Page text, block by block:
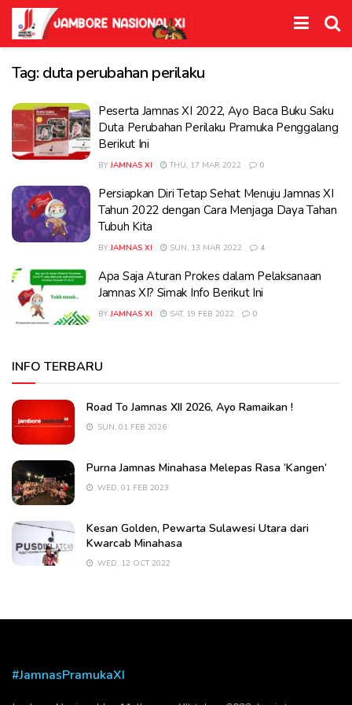
Tag: duta perubahan perilaku
Peserta Jamnas XI 2022, Ayo Baca Buku Saku
Duta Perubahan Perilaku Pramuka Penggalang
Berikut Ini
BY JAMNAS XI THU, 17 MAR 2022 0
Persiapkan Diri Tetap Sehat Menuju Jamnas XI
Tahun 2022 dengan Cara Menjaga Daya Tahan
Tubuh Kita
BY JAMNAS XI SUN, 13 MAR 2022 4
Apa Saja Aturan Prokes dalam Pelaksanaan
Jamnas XI? Simak Info Berikut Ini
BY JAMNAS XI SAT, 19 FEB 2022 0
INFO TERBARU
Road To Jamnas XII 2026, Ayo Ramaikan !
SUN, 01 FEB 2026
Purna Jamnas Minahasa Melepas Rasa ‘Kangen’
WED, 01 FEB 2023
Kesan Golden, Pewarta Sulawesi Utara dari
Kwarcab Minahasa
WED, 12 OCT 2022
#JamnasPramukaXI